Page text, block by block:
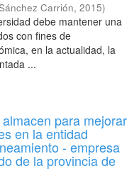
Carrión, 2015)
debe mantener una
con fines de
en la actualidad, la
...
para mejorar
en la entidad
- empresa
de la provincia de